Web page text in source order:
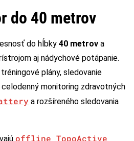
do 40 metrov
do hĺbky 40 metrov a
aj nádychové potápanie.
plány, sledovanie
monitoring zdravotných
a rozšíreného sledovania
offline TopoActive